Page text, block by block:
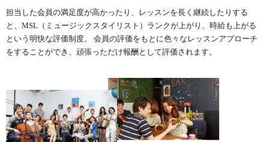
担当した会員の満足度が高かったり、レッスンを長く継続したりする
と、MSL（ミュージックスタイリスト）ランクが上がり、時給も上がる
という明快な評価制度。 会員の評価をもとに色々なレッスンアプローチ
をすることができ、頑張っただけ報酬として評価されます。